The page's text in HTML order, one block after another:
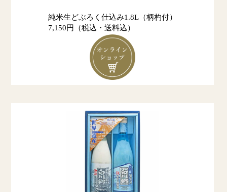
純米生どぶろく仕込み1.8L（柄杓付）
7,150円（税込・送料込）